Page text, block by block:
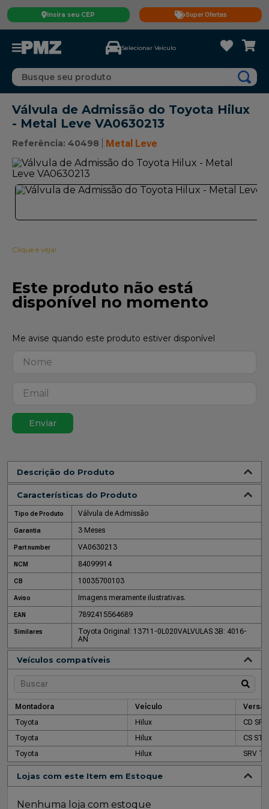
Insira seu CEP Super Ofertas
Selecionar Veículo
Busque seu produto
Válvula de Admissão do Toyota Hilux
- Metal Leve VA0630213
Referência: 40498 Metal Leve
Clique e veja!
Este produto não está
disponível no momento
Enviar
Descrição do Produto
Características do Produto
Tipo de Produto Válvula de Admissão
Garantia 3 Meses
Part number VA0630213
NCM 84099914
CB 10035700103
Aviso Imagens meramente ilustrativas.
EAN 7892415564689
Similares Toyota Original: 13711-0L020VALVULAS 3B: 4016-
AN
Veículos compatíveis
Montadora Veículo
Versão
Toyota
Hilux
CD SR
Toyota
Hilux
CS
Toyota
Hilux SRV
Lojas com este Item em Estoque
Nenhuma loja com estoque